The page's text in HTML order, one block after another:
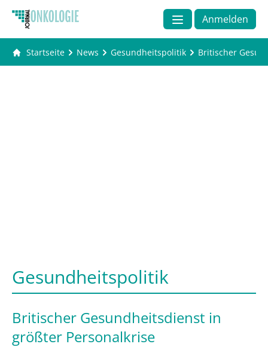
Anmelden
Startseite News Gesundheitspolitik Britischer
Gesundheitspolitik
Britischer Gesundheitsdienst in
größter Personalkrise